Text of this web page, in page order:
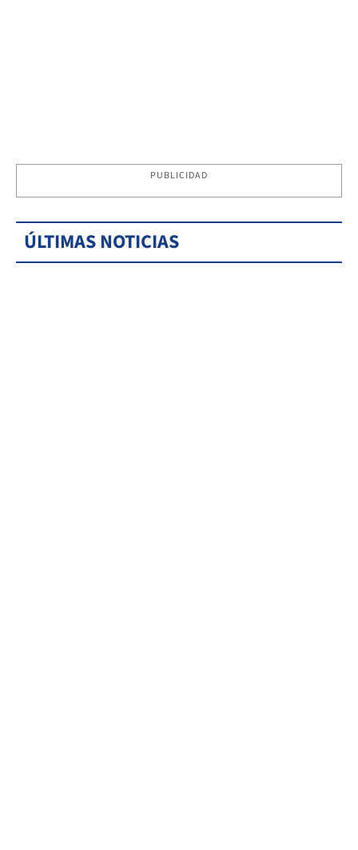
PUBLICIDAD
ÚLTIMAS NOTICIAS